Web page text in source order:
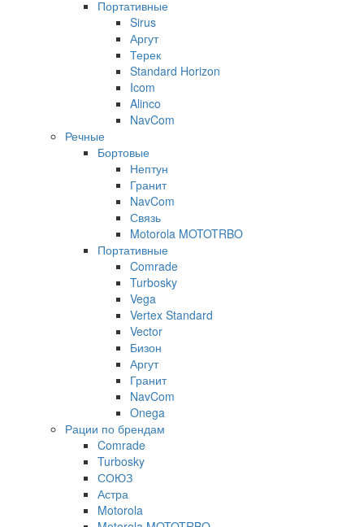
Портативные
Sirus
Аргут
Терек
Standard Horizon
Icom
Alinco
NavCom
Речные
Бортовые
Нептун
Гранит
NavCom
Связь
Motorola MOTOTRBO
Портативные
Comrade
Turbosky
Vega
Vertex Standard
Vector
Бизон
Аргут
Гранит
NavCom
Onega
Рации по брендам
Comrade
Turbosky
СОЮЗ
Астра
Motorola